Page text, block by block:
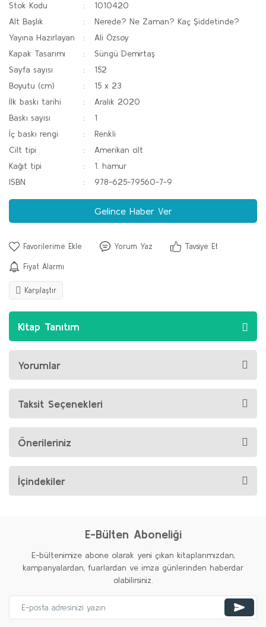
Stok Kodu
1010420
Alt Başlık
Nerede? Ne Zaman? Kaç Şiddetinde?
Yayına Hazırlayan
Ali Özsoy
Kapak Tasarımı
Süngü Demirtaş
Sayfa sayısı
152
Boyutu (cm)
15 x 23
İlk baskı tarihi
Aralık 2020
Baskı sayısı
1
İç baskı rengi
Renkli
Cilt tipi
Amerikan cilt
Kağıt tipi
1. hamur
ISBN
978-625-79560-7-9
Gelince Haber Ver
Yorum Yaz Tavsiye Et
Fiyat Alarmı
Karşılaştır
Kitap Tanıtım
Yorumlar
Taksit Seçenekleri
Önerileriniz
İçindekiler
E-Bülten Aboneliği
E-bültenimize abone olarak yeni çıkan kitaplarımızdan,
kampanyalardan, fuarlardan ve imza günlerinden haberdar
olabilirsiniz.